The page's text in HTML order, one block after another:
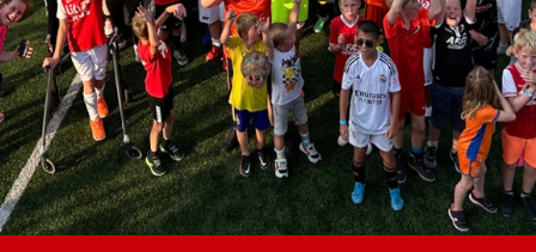
Jong AZ
Seizoenkaart